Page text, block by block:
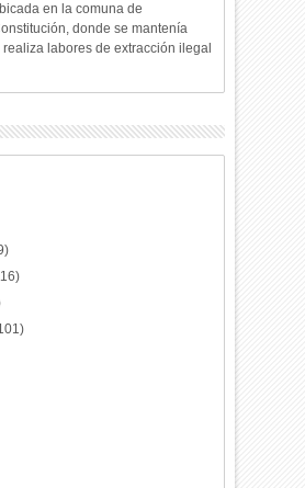
en la comuna de
donde se mantenía
labores de extracción ilegal